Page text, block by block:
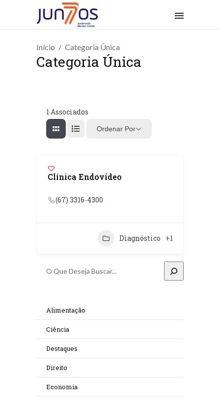
Início Categoria Única
Categoria Única
1 Associados
Ordenar Por
Clínica Endovídeo
(67) 3316-4300
Diagnóstico +1
Pesquisar
Alimentação
Ciência
Destaques
Direito
Economia